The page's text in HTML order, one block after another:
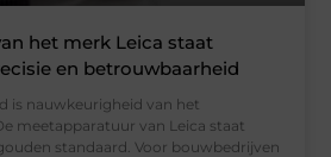
het merk Leica staat
en betrouwbaarheid
is nauwkeurigheid van het
meetapparatuur van Leica staat
standaard. Voor bouwbedrijven